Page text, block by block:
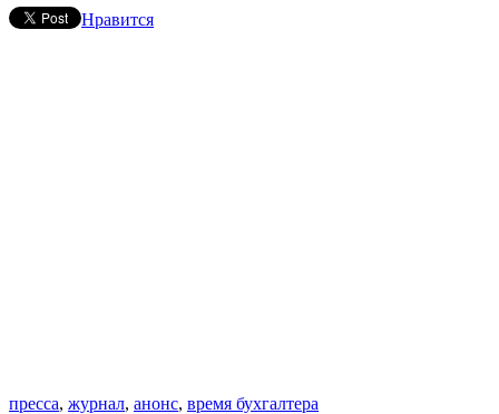
Нравится
пресса, журнал, анонс, время бухгалтера